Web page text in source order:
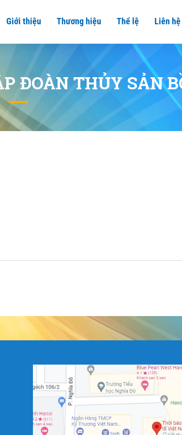
Giới thiệu Thương hiệu Thể lệ Liên hệ
ĐOÀN THỦY SẢN